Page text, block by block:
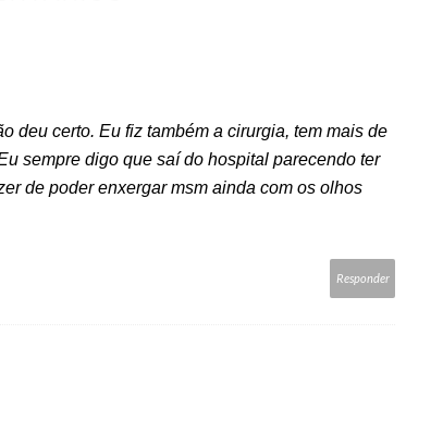
deu certo. Eu fiz também a cirurgia, tem mais de
sempre digo que saí do hospital parecendo ter
de poder enxergar msm ainda com os olhos
Responder